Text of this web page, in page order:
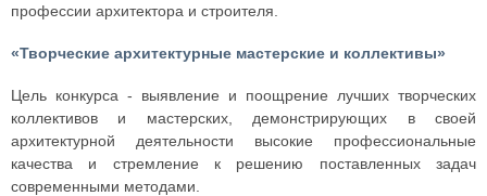
профессии архитектора и строителя.
«Творческие архитектурные мастерские и коллективы»
Цель конкурса - выявление и поощрение лучших творческих
коллективов и мастерских, демонстрирующих в своей
архитектурной деятельности высокие профессиональные
качества и стремление к решению поставленных задач
современными методами.